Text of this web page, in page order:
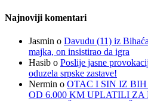
Najnoviji komentari
Jasmin o Davudu (11) iz
majka, on insistirao da igra
Hasib o Poslije jasne
oduzela srpske zastave!
Nermin o OTAC I SIN IZ
OD 6.000 KM UPLATILI ZA